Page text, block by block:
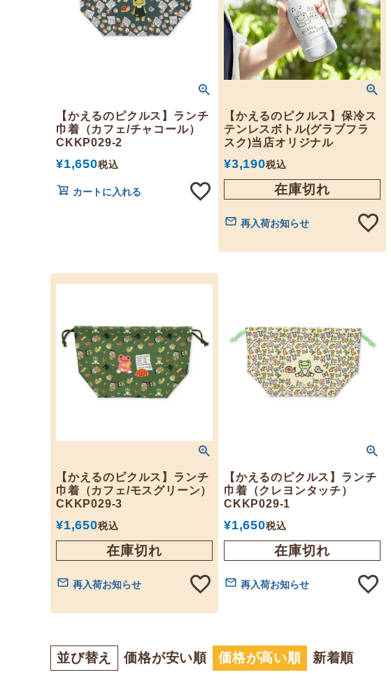
【かえるのピクルス】ランチ
巾着（カフェ/チャコール）
CKKP029-2
¥1,650税込
カートに入れる
【かえるのピクルス】保冷ス
テンレスボトル(グラブフラ
スク)当店オリジナル
¥3,190税込
在庫切れ
再入荷お知らせ
【かえるのピクルス】ランチ
巾着（カフェ/モスグリーン）
CKKP029-3
¥1,650税込
在庫切れ
再入荷お知らせ
【かえるのピクルス】ランチ
巾着（クレヨンタッチ）
CKKP029-1
¥1,650税込
在庫切れ
再入荷お知らせ
並び替え 価格が安い順 価格が高い順 新着順